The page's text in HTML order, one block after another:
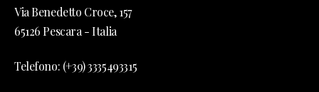
Via Benedetto Croce, 157
65126 Pescara - Italia
Telefono: (+39) 3335493315